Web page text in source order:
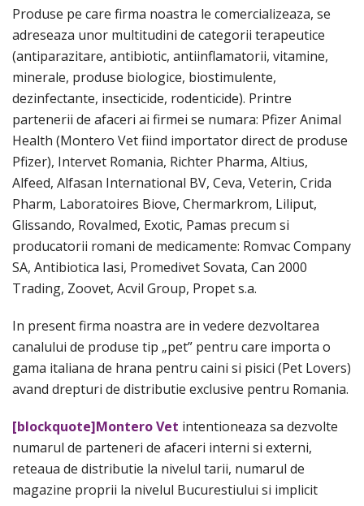
Produse pe care firma noastra le comercializeaza, se
adreseaza unor multitudini de categorii terapeutice
(antiparazitare, antibiotic, antiinflamatorii, vitamine,
minerale, produse biologice, biostimulente,
dezinfectante, insecticide, rodenticide). Printre
partenerii de afaceri ai firmei se numara: Pfizer Animal
Health (Montero Vet fiind importator direct de produse
Pfizer), Intervet Romania, Richter Pharma, Altius,
Alfeed, Alfasan International BV, Ceva, Veterin, Crida
Pharm, Laboratoires Biove, Chermarkrom, Liliput,
Glissando, Rovalmed, Exotic, Pamas precum si
producatorii romani de medicamente: Romvac Company
SA, Antibiotica Iasi, Promedivet Sovata, Can 2000
Trading, Zoovet, Acvil Group, Propet s.a.
In present firma noastra are in vedere dezvoltarea
canalului de produse tip „pet” pentru care importa o
gama italiana de hrana pentru caini si pisici (Pet Lovers)
avand drepturi de distributie exclusive pentru Romania.
[blockquote]Montero Vet intentioneaza sa dezvolte
numarul de parteneri de afaceri interni si externi,
reteaua de distributie la nivelul tarii, numarul de
magazine proprii la nivelul Bucurestiului si implicit